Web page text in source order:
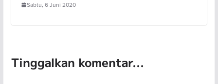
Sabtu, 6 Juni 2020
Tinggalkan komentar...